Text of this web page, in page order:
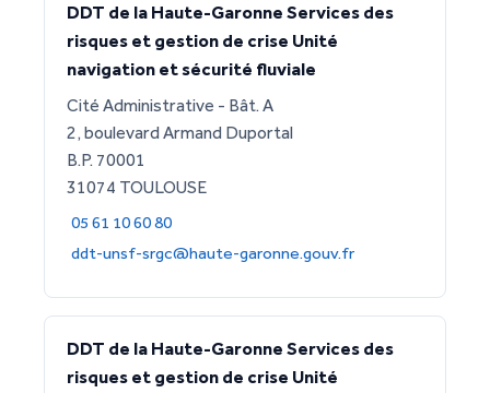
DDT de la Haute-Garonne Services des
risques et gestion de crise Unité
navigation et sécurité fluviale
Cité Administrative - Bât. A
2, boulevard Armand Duportal
B.P. 70001
31074 TOULOUSE
05 61 10 60 80
ddt-unsf-srgc@haute-garonne.gouv.fr
DDT de la Haute-Garonne Services des
risques et gestion de crise Unité